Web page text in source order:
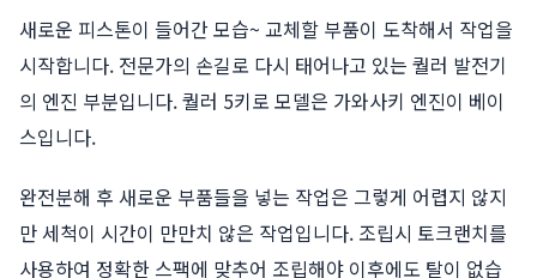
새로운 피스톤이 들어간 모습~ 교체할 부품이 도착해서 작업을
시작합니다. 전문가의 손길로 다시 태어나고 있는 퀄러 발전기
의 엔진 부분입니다. 퀄러 5키로 모델은 가와사키 엔진이 베이
스입니다.
완전분해 후 새로운 부품들을 넣는 작업은 그렇게 어렵지 않지
만 세척이 시간이 만만치 않은 작업입니다. 조립시 토크랜치를
사용하여 정확한 스팩에 맞추어 조립해야 이후에도 탈이 없습